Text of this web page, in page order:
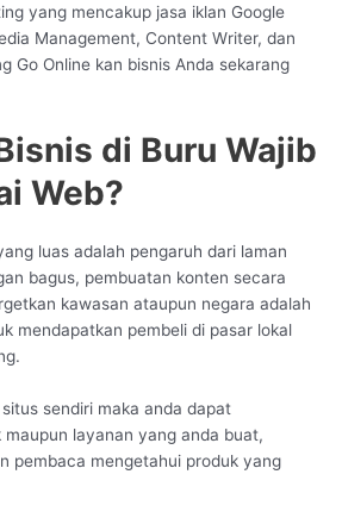
yang mencakup jasa iklan Google
Management, Content Writer, dan
Go Online kan bisnis Anda sekarang
di Buru Wajib
Web?
luas adalah pengaruh dari laman
bagus, pembuatan konten secara
kawasan ataupun negara adalah
mendapatkan pembeli di pasar lokal
sendiri maka anda dapat
maupun layanan yang anda buat,
pembaca mengetahui produk yang